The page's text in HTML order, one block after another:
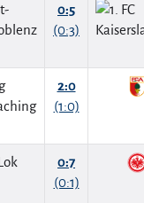
0:5
(0:3)
2:0
(1:0)
0:7
(0:1)